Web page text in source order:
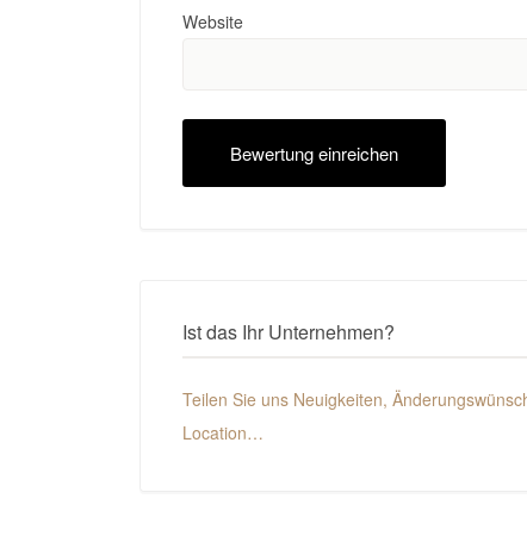
Website
Ist das Ihr Unternehmen?
Teilen Sie uns Neuigkeiten,
Location…